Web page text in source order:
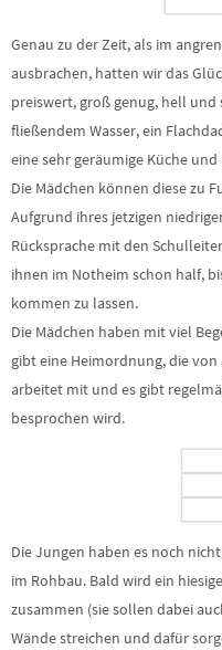
Genau zu der Zeit, als im
ausbrachen, hatten wir das
preiswert, groß genug, hell
fließendem Wasser, ein
eine sehr geräumige Küche
Die Mädchen können diese zu
Aufgrund ihres jetzigen
Rücksprache mit den
ihnen im Notheim schon half,
kommen zu lassen.
Die Mädchen haben mit viel
gibt eine Heimordnung, die
arbeitet mit und es gibt
besprochen wird.
Die Jungen haben es noch
im Rohbau. Bald wird ein
zusammen (sie sollen dabei
Wände streichen und dafür